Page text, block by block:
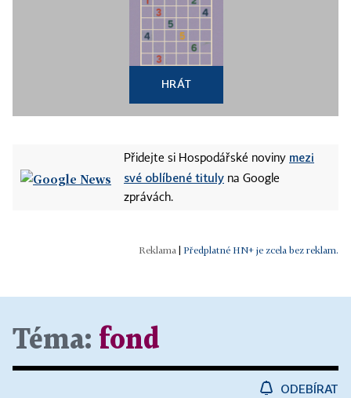
HRÁT
Přidejte si Hospodářské noviny mezi
své oblíbené tituly na Google
zprávách.
Předplatné HN+ je zcela bez reklam.
Téma: fond
ODEBÍRAT